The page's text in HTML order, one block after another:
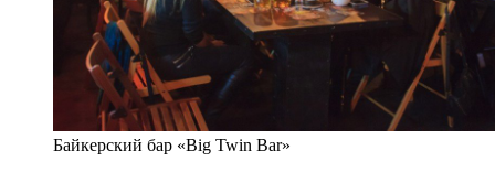
Байкерский бар «Big Twin Bar»